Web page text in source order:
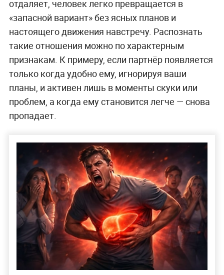
отдаляет, человек легко превращается в
«запасной вариант» без ясных планов и
настоящего движения навстречу. Распознать
такие отношения можно по характерным
признакам. К примеру, если партнёр появляется
только когда удобно ему, игнорируя ваши
планы, и активен лишь в моменты скуки или
проблем, а когда ему становится легче — снова
пропадает.